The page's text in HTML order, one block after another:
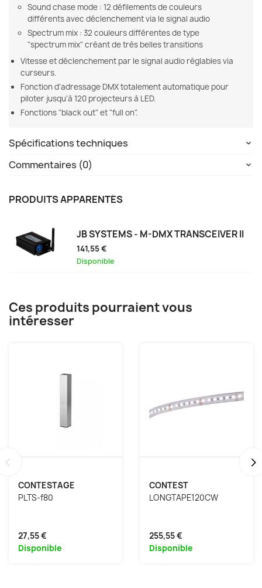
Sound chase mode : 12 défilements de couleurs
différents avec déclenchement via le signal audio
Spectrum mix : 32 couleurs différentes de type
"spectrum mix" créant de très belles transitions
Vitesse et déclenchement par le signal audio réglables via
curseurs.
Fonction d'adressage DMX totalement automatique pour
piloter jusqu'à 120 projecteurs à LED.
Fonctions "black out" et "full on".
Spécifications techniques
Commentaires (0)
PRODUITS APPARENTÉS
JB SYSTEMS - M-DMX TRANSCEIVER II
141,55 €
Disponible
Ces produits pourraient vous
intéresser
CONTESTAGE
PLTS-f80
27,55 €
Disponible
CONTEST
LONGTAPE120CW
255,55 €
Disponible
‹ ›